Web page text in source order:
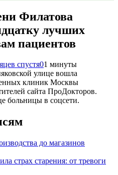
Филатова
лучших
пациентов
спустя01 минуты
улице вошла
клиник Москвы
сайта ПроДокторов.
больницы в соцсети.
до магазинов
страх старения: от тревоги